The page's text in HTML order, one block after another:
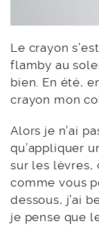
Le crayon
flamby au
bien. En été,
crayon mon
Alors je n’ai
qu’appliquer
sur les lèvres,
comme vous
dessous, j’ai
je pense que